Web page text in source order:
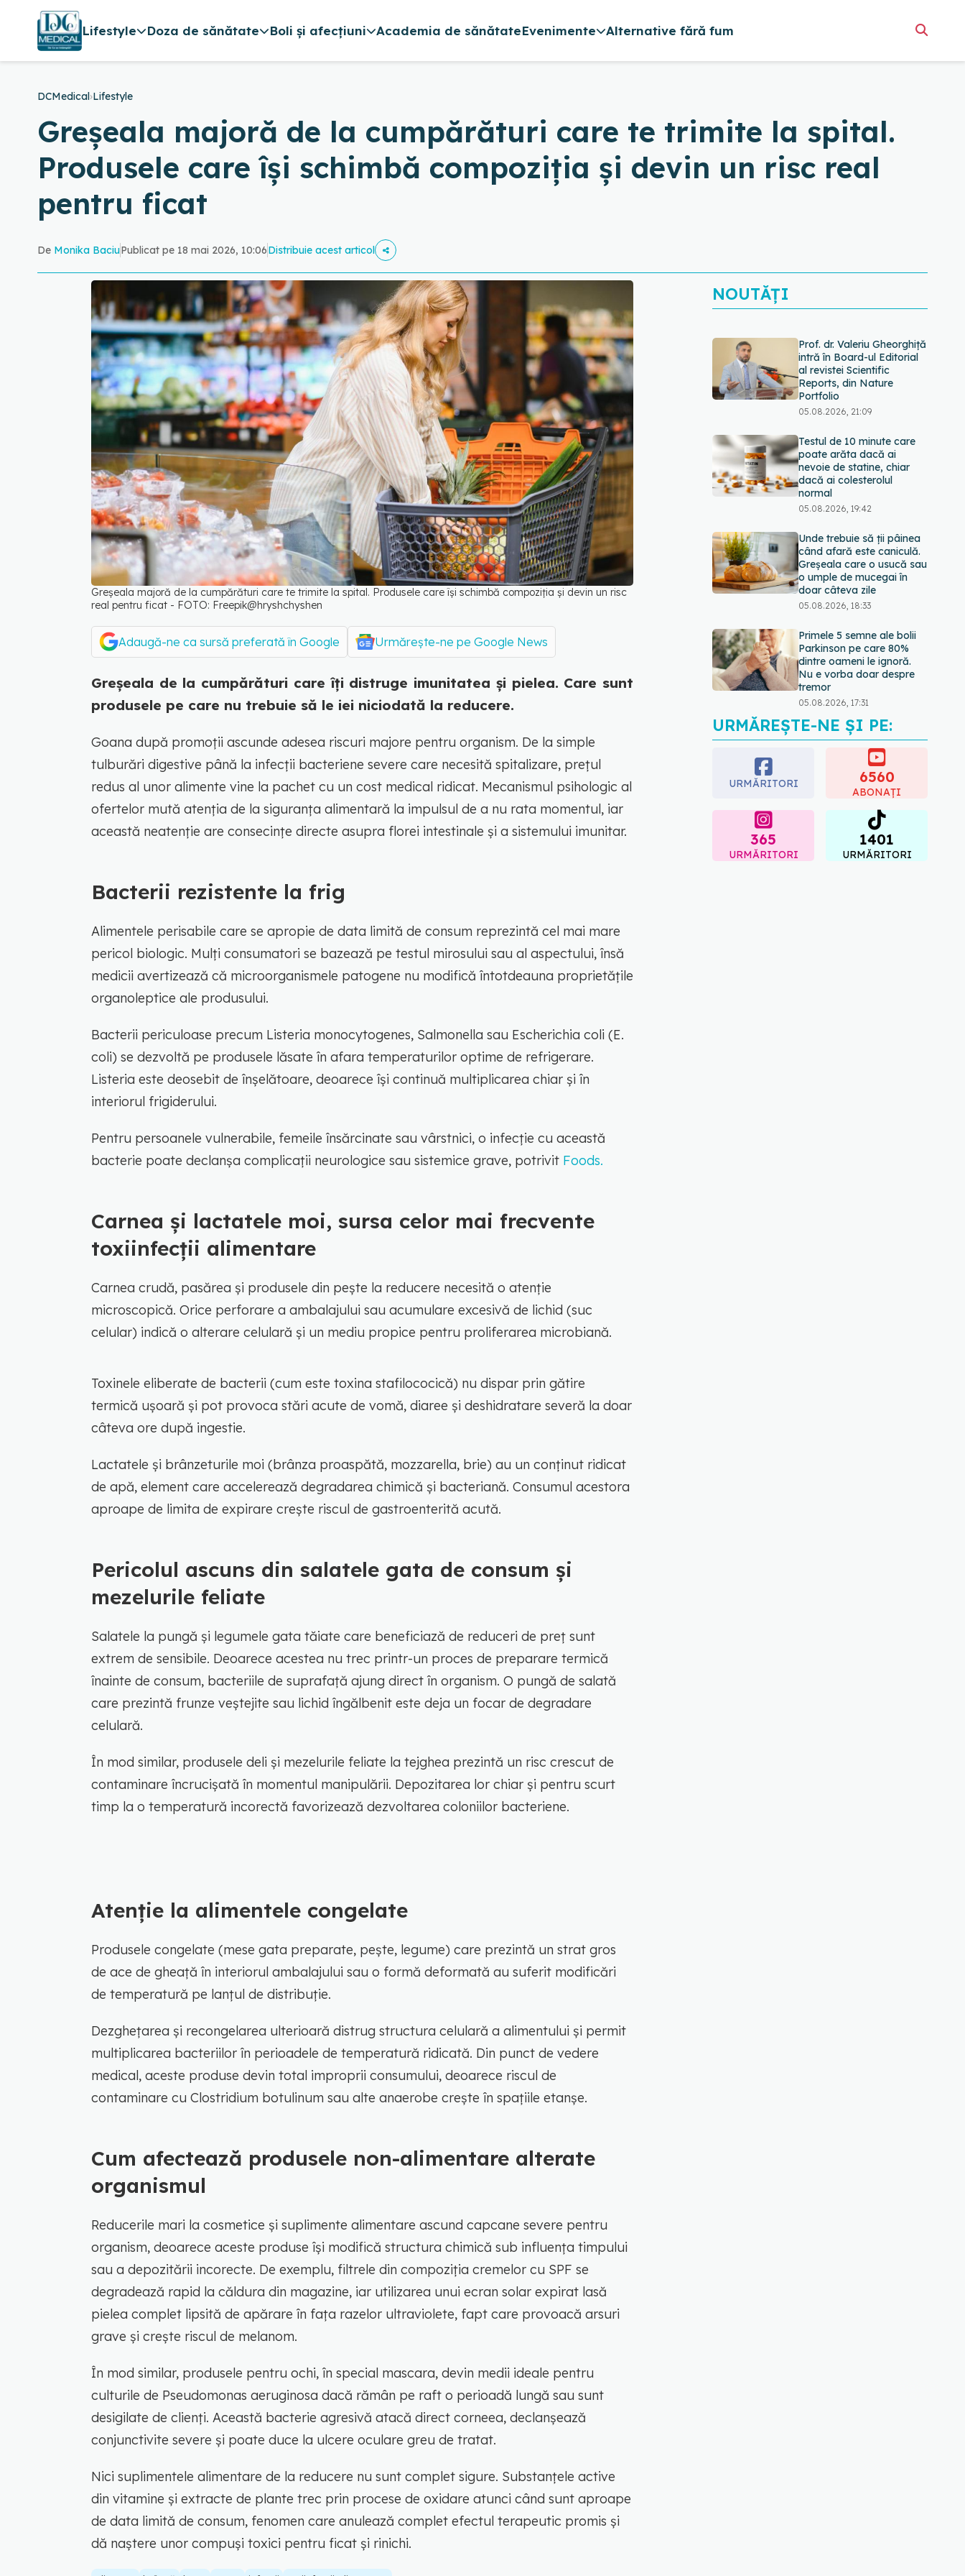
Lifestyle Doza de sănătate Boli și afecțiuni Academia de sănătateEvenimente Alternative fără fum
DCMedical›Lifestyle
Greșeala majoră de la cumpărături care te trimite la spital.
Produsele care își schimbă compoziția și devin un risc real
pentru ficat
De Monika BaciuPublicat pe 18 mai 2026, 10:06Distribuie acest articol
Greșeala majoră de la cumpărături care te trimite la spital. Produsele care își schimbă compoziția și devin un risc
real pentru ficat - FOTO: Freepik@hryshchyshen
Adaugă-ne ca sursă preferată în Google Urmărește-ne pe Google News
Greșeala de la cumpărături care îți distruge imunitatea și pielea. Care sunt
produsele pe care nu trebuie să le iei niciodată la reducere.
Goana după promoții ascunde adesea riscuri majore pentru organism. De la simple
tulburări digestive până la infecții bacteriene severe care necesită spitalizare, prețul
redus al unor alimente vine la pachet cu un cost medical ridicat. Mecanismul psihologic al
ofertelor mută atenția de la siguranța alimentară la impulsul de a nu rata momentul, iar
această neatenție are consecințe directe asupra florei intestinale și a sistemului imunitar.
Bacterii rezistente la frig
Alimentele perisabile care se apropie de data limită de consum reprezintă cel mai mare
pericol biologic. Mulți consumatori se bazează pe testul mirosului sau al aspectului, însă
medicii avertizează că microorganismele patogene nu modifică întotdeauna proprietățile
organoleptice ale produsului.
Bacterii periculoase precum Listeria monocytogenes, Salmonella sau Escherichia coli (E.
coli) se dezvoltă pe produsele lăsate în afara temperaturilor optime de refrigerare.
Listeria este deosebit de înșelătoare, deoarece își continuă multiplicarea chiar și în
interiorul frigiderului.
Pentru persoanele vulnerabile, femeile însărcinate sau vârstnici, o infecție cu această
bacterie poate declanșa complicații neurologice sau sistemice grave, potrivit Foods.
Carnea și lactatele moi, sursa celor mai frecvente
toxiinfecții alimentare
Carnea crudă, pasărea și produsele din pește la reducere necesită o atenție
microscopică. Orice perforare a ambalajului sau acumulare excesivă de lichid (suc
celular) indică o alterare celulară și un mediu propice pentru proliferarea microbiană.
Toxinele eliberate de bacterii (cum este toxina stafilococică) nu dispar prin gătire
termică ușoară și pot provoca stări acute de vomă, diaree și deshidratare severă la doar
câteva ore după ingestie.
Lactatele și brânzeturile moi (brânza proaspătă, mozzarella, brie) au un conținut ridicat
de apă, element care accelerează degradarea chimică și bacteriană. Consumul acestora
aproape de limita de expirare crește riscul de gastroenterită acută.
Pericolul ascuns din salatele gata de consum și
mezelurile feliate
Salatele la pungă și legumele gata tăiate care beneficiază de reduceri de preț sunt
extrem de sensibile. Deoarece acestea nu trec printr-un proces de preparare termică
înainte de consum, bacteriile de suprafață ajung direct în organism. O pungă de salată
care prezintă frunze veștejite sau lichid îngălbenit este deja un focar de degradare
celulară.
În mod similar, produsele deli și mezelurile feliate la tejghea prezintă un risc crescut de
contaminare încrucișată în momentul manipulării. Depozitarea lor chiar și pentru scurt
timp la o temperatură incorectă favorizează dezvoltarea coloniilor bacteriene.
Atenție la alimentele congelate
Produsele congelate (mese gata preparate, pește, legume) care prezintă un strat gros
de ace de gheață în interiorul ambalajului sau o formă deformată au suferit modificări
de temperatură pe lanțul de distribuție.
Dezghețarea și recongelarea ulterioară distrug structura celulară a alimentului și permit
multiplicarea bacteriilor în perioadele de temperatură ridicată. Din punct de vedere
medical, aceste produse devin total improprii consumului, deoarece riscul de
contaminare cu Clostridium botulinum sau alte anaerobe crește în spațiile etanșe.
Cum afectează produsele non-alimentare alterate
organismul
Reducerile mari la cosmetice și suplimente alimentare ascund capcane severe pentru
organism, deoarece aceste produse își modifică structura chimică sub influența timpului
sau a depozitării incorecte. De exemplu, filtrele din compoziția cremelor cu SPF se
degradează rapid la căldura din magazine, iar utilizarea unui ecran solar expirat lasă
pielea complet lipsită de apărare în fața razelor ultraviolete, fapt care provoacă arsuri
grave și crește riscul de melanom.
În mod similar, produsele pentru ochi, în special mascara, devin medii ideale pentru
culturile de Pseudomonas aeruginosa dacă rămân pe raft o perioadă lungă sau sunt
desigilate de clienți. Această bacterie agresivă atacă direct corneea, declanșează
conjunctivite severe și poate duce la ulcere oculare greu de tratat.
Nici suplimentele alimentare de la reducere nu sunt complet sigure. Substanțele active
din vitamine și extracte de plante trec prin procese de oxidare atunci când sunt aproape
de data limită de consum, fenomen care anulează complet efectul terapeutic promis și
dă naștere unor compuși toxici pentru ficat și rinichi.
NOUTĂȚI
Prof. dr. Valeriu Gheorghiță
intră în Board-ul Editorial
al revistei Scientific
Reports, din Nature
Portfolio
05.08.2026, 21:09
Testul de 10 minute care
poate arăta dacă ai
nevoie de statine, chiar
dacă ai colesterolul
normal
05.08.2026, 19:42
Unde trebuie să ții pâinea
când afară este caniculă.
Greșeala care o usucă sau
o umple de mucegai în
doar câteva zile
05.08.2026, 18:33
Primele 5 semne ale bolii
Parkinson pe care 80%
dintre oameni le ignoră.
Nu e vorba doar despre
tremor
05.08.2026, 17:31
Gabriela Cristea, manifest
pentru respect și
acceptare: Corpul
fiecăruia spune o poveste
05.08.2026, 21:23
URMĂREȘTE-NE ȘI PE:
URMĂRITORI 6560
ABONAȚI
365
URMĂRITORI
1401
URMĂRITORI